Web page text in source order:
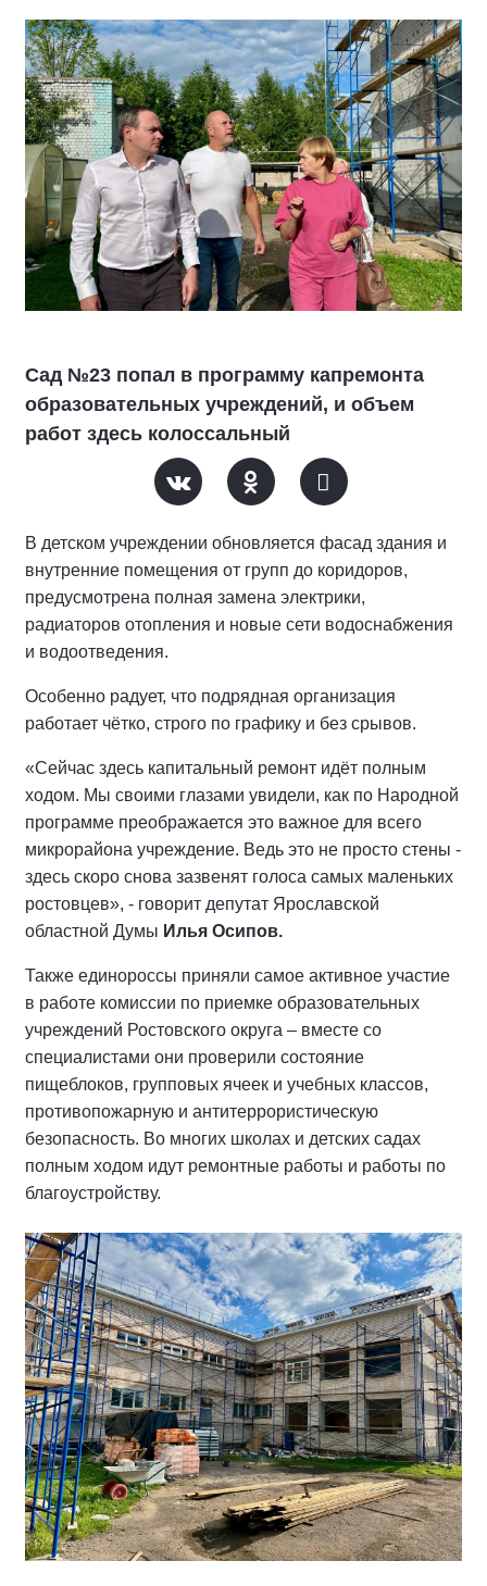
Сад №23 попал в программу капремонта
образовательных учреждений, и объем
работ здесь колоссальный
В детском учреждении обновляется фасад здания и
внутренние помещения от групп до коридоров,
предусмотрена полная замена электрики,
радиаторов отопления и новые сети водоснабжения
и водоотведения.
Особенно радует, что подрядная организация
работает чётко, строго по графику и без срывов.
«Сейчас здесь капитальный ремонт идёт полным
ходом. Мы своими глазами увидели, как по Народной
программе преображается это важное для всего
микрорайона учреждение. Ведь это не просто стены -
здесь скоро снова зазвенят голоса самых маленьких
ростовцев», - говорит депутат Ярославской
областной Думы Илья Осипов.
Также единороссы приняли самое активное участие
в работе комиссии по приемке образовательных
учреждений Ростовского округа – вместе со
специалистами они проверили состояние
пищеблоков, групповых ячеек и учебных классов,
противопожарную и антитеррористическую
безопасность. Во многих школах и детских садах
полным ходом идут ремонтные работы и работы по
благоустройству.